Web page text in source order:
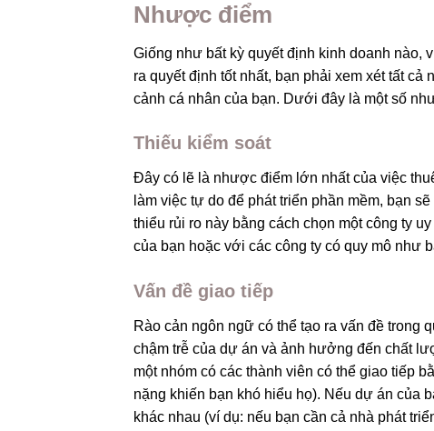
Nhược điểm
Giống như bất kỳ quyết định kinh doanh
ra quyết định tốt nhất, bạn phải xem xét tất
cảnh cá nhân của bạn. Dưới đây là một số
Thiếu kiểm soát
Đây có lẽ là nhược điểm lớn nhất của việc
làm việc tự do để phát triển phần mềm, bạn
thiểu rủi ro này bằng cách chọn một công ty
của bạn hoặc với các công ty có quy mô như
Vấn đề giao tiếp
Rào cản ngôn ngữ có thể tạo ra vấn đề trong
chậm trễ của dự án và ảnh hưởng đến chất
một nhóm có các thành viên có thể giao tiếp
nặng khiến bạn khó hiểu họ). Nếu dự án của
khác nhau (ví dụ: nếu bạn cần cả nhà phát